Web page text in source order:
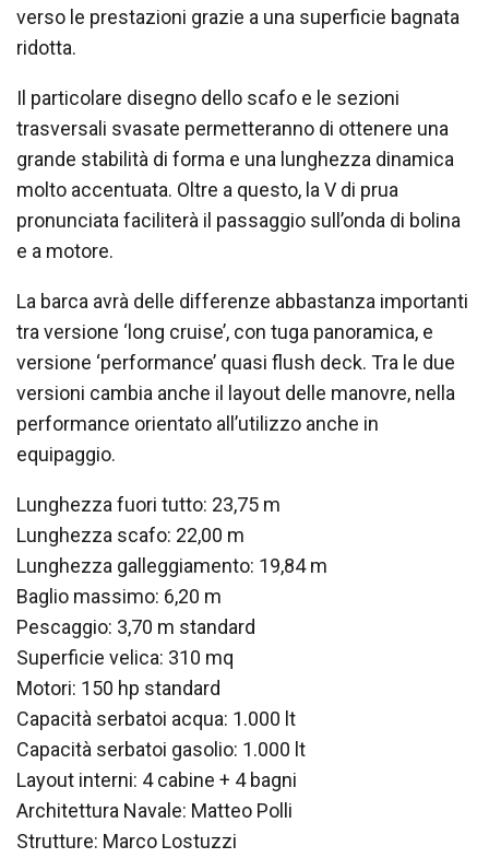
verso le prestazioni grazie a una superficie bagnata
ridotta.
Il particolare disegno dello scafo e le sezioni
trasversali svasate permetteranno di ottenere una
grande stabilità di forma e una lunghezza dinamica
molto accentuata. Oltre a questo, la V di prua
pronunciata faciliterà il passaggio sull’onda di bolina
e a motore.
La barca avrà delle differenze abbastanza importanti
tra versione ‘long cruise’, con tuga panoramica, e
versione ‘performance’ quasi flush deck. Tra le due
versioni cambia anche il layout delle manovre, nella
performance orientato all’utilizzo anche in
equipaggio.
Lunghezza fuori tutto: 23,75 m
Lunghezza scafo: 22,00 m
Lunghezza galleggiamento: 19,84 m
Baglio massimo: 6,20 m
Pescaggio: 3,70 m standard
Superficie velica: 310 mq
Motori: 150 hp standard
Capacità serbatoi acqua: 1.000 lt
Capacità serbatoi gasolio: 1.000 lt
Layout interni: 4 cabine + 4 bagni
Architettura Navale: Matteo Polli
Strutture: Marco Lostuzzi